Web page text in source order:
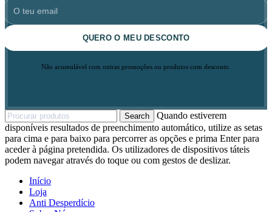
QUERO O MEU DESCONTO
Não acumulável com outras promoções ou produtos com desconto.
Search
Quando estiverem
disponíveis resultados de preenchimento automático, utilize as setas
para cima e para baixo para percorrer as opções e prima Enter para
aceder à página pretendida. Os utilizadores de dispositivos táteis
podem navegar através do toque ou com gestos de deslizar.
Início
Loja
Anti Desperdício